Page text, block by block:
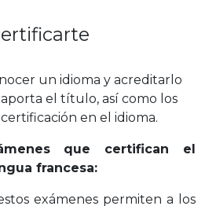
un idioma y acreditarlo
el título, así como los
en el idioma.
que certifican el
francesa:
exámenes permiten a los